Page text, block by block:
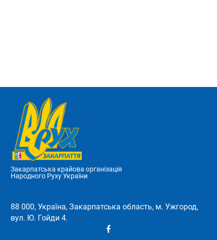
Закарпатська крайова організація
Народного Руху України
88 000, Україна, Закарпатська область, м. Ужгород,
вул. Ю. Гойди 4.